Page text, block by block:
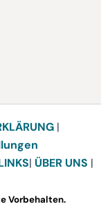
|
| ÜBER UNS |
Vorbehalten.